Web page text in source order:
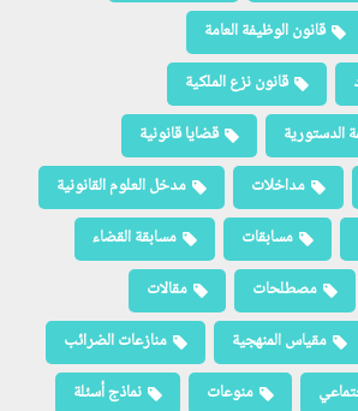
قانون الوظيفة العامة
قانون نزع الملكية
الدستورية
قضايا قانونية
مداخلات
مدخل العلوم القانونية
مسابقات
مسابقة القضاء
مصطلحات
مقالات
مقياس المنهجية
منازعات الضرائب
منوعات
نماذج أسئلة